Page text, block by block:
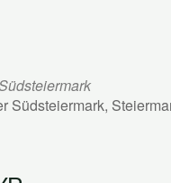
Südsteiermark,